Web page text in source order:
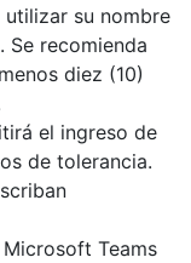
su nombre
recomienda
diez (10)
el ingreso de
de tolerancia.
Teams